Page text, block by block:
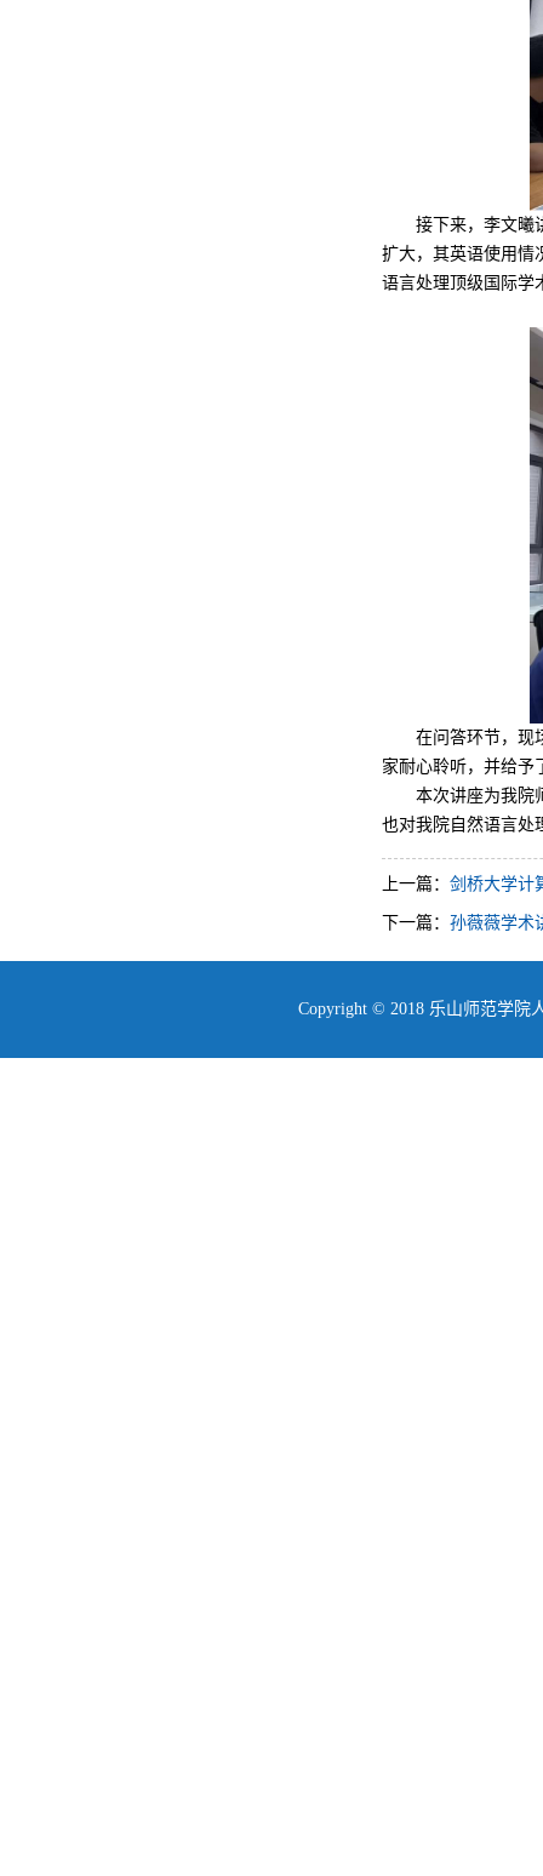
接下来，李文曦
扩大，其英语使用情
语言处理顶级国际学
在问答环节，现
家耐心聆听，并给予
本次讲座为我院
也对我院自然语言处
上一篇： 剑桥大学计
下一篇： 孙薇薇学术
Copyright © 2018 乐山师范学院